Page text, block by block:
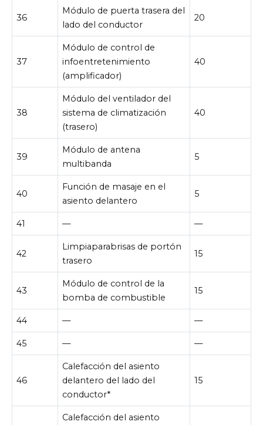
36
Módulo de puerta trasera del
lado del conductor
20
37
Módulo de control de
infoentretenimiento
(amplificador)
40
38
Módulo del ventilador del
sistema de climatización
(trasero)
40
39
Módulo de antena
multibanda
5
40
Función de masaje en el
asiento delantero
5
41 — —
42
Limpiaparabrisas de portón
trasero
15
43
Módulo de control de la
bomba de combustible
15
44 — —
45 — —
46
Calefacción del asiento
delantero del lado del
conductor*
15
Calefacción del asiento